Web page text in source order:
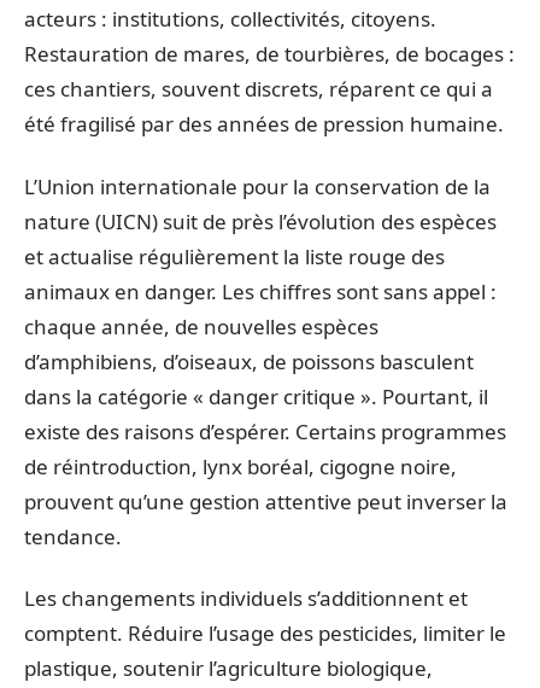
acteurs : institutions, collectivités, citoyens.
Restauration de mares, de tourbières, de bocages :
ces chantiers, souvent discrets, réparent ce qui a
été fragilisé par des années de pression humaine.
L’Union internationale pour la conservation de la
nature (UICN) suit de près l’évolution des espèces
et actualise régulièrement la liste rouge des
animaux en danger. Les chiffres sont sans appel :
chaque année, de nouvelles espèces
d’amphibiens, d’oiseaux, de poissons basculent
dans la catégorie « danger critique ». Pourtant, il
existe des raisons d’espérer. Certains programmes
de réintroduction, lynx boréal, cigogne noire,
prouvent qu’une gestion attentive peut inverser la
tendance.
Les changements individuels s’additionnent et
comptent. Réduire l’usage des pesticides, limiter le
plastique, soutenir l’agriculture biologique,